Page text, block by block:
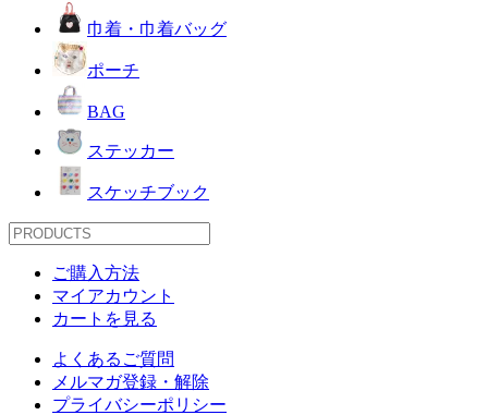
巾着・巾着バッグ
ポーチ
BAG
ステッカー
スケッチブック
ご購入方法
マイアカウント
カートを見る
よくあるご質問
メルマガ登録・解除
プライバシーポリシー